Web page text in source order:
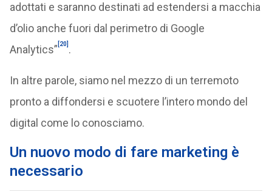
adottati e saranno destinati ad estendersi a macchia
d’olio anche fuori dal perimetro di Google
Analytics” [20] .
In altre parole, siamo nel mezzo di un terremoto
pronto a diffondersi e scuotere l’intero mondo del
digital come lo conosciamo.
Un nuovo modo di fare marketing è
necessario